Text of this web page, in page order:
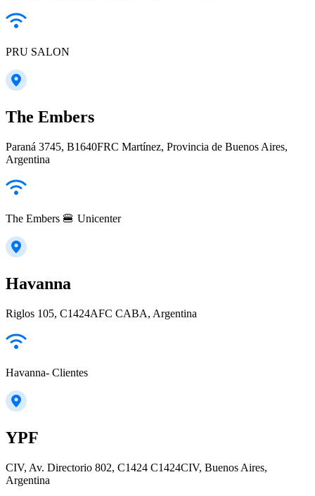
PRU SALON
The Embers
Paraná 3745, B1640FRC Martínez, Provincia de Buenos Aires,
Argentina
The Embers 🍔 Unicenter
Havanna
Riglos 105, C1424AFC CABA, Argentina
Havanna- Clientes
YPF
CIV, Av. Directorio 802, C1424 C1424CIV, Buenos Aires,
Argentina